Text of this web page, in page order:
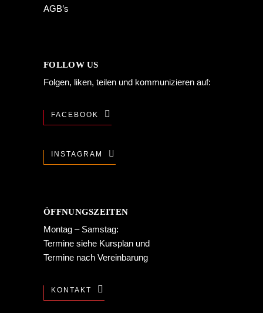
AGB’s
FOLLOW US
Folgen, liken, teilen und kommunizieren auf:
FACEBOOK
INSTAGRAM
ÖFFNUNGSZEITEN
Montag – Samstag:
Termine siehe Kursplan und
Termine nach Vereinbarung
KONTAKT